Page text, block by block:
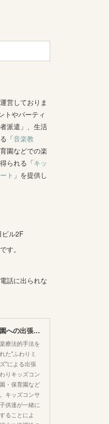
営しておりま
トやパーティ
派遣」、生活
「音楽教
園などでの楽
られる「キッ
ト 」を提供し
ル2F
す。
話に出られな
幼稚園・保育園への出張コンサートはいかがですか♪
療法的手法を
た"ふわりミ
"による出張
りキッズコン
・保育園など
キッズコンサ
供達が一緒に
ることによ